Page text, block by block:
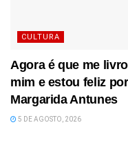
CULTURA
Agora é que me
mim e estou feliz
Margarida Antunes
5 DE AGOSTO, 2026